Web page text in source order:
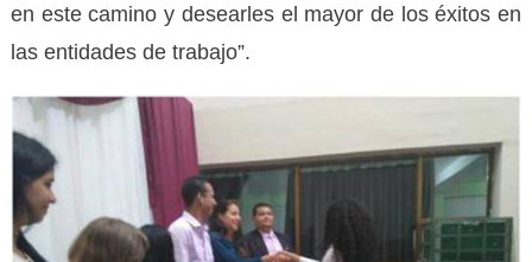
en este camino y desearles el mayor de los éxitos en
las entidades de trabajo”.